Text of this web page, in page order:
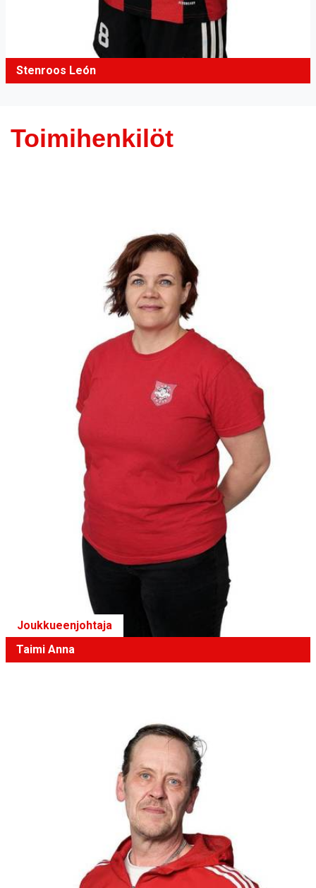
Stenroos León
Toimihenkilöt
Joukkueenjohtaja
Taimi Anna